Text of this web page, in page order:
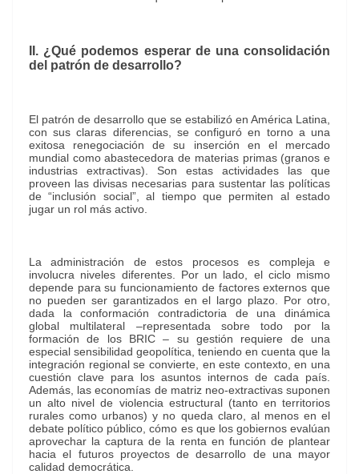
II. ¿Qué podemos esperar de una consolidación
del patrón de desarrollo?
El patrón de desarrollo que se estabilizó en América Latina,
con sus claras diferencias, se configuró en torno a una
exitosa renegociación de su inserción en el mercado
mundial como abastecedora de materias primas (granos e
industrias extractivas). Son estas actividades las que
proveen las divisas necesarias para sustentar las políticas
de “inclusión social”, al tiempo que permiten al estado
jugar un rol más activo.
La administración de estos procesos es compleja e
involucra niveles diferentes. Por un lado, el ciclo mismo
depende para su funcionamiento de factores externos que
no pueden ser garantizados en el largo plazo. Por otro,
dada la conformación contradictoria de una dinámica
global multilateral –representada sobre todo por la
formación de los BRIC – su gestión requiere de una
especial sensibilidad geopolítica, teniendo en cuenta que la
integración regional se convierte, en este contexto, en una
cuestión clave para los asuntos internos de cada país.
Además, las economías de matriz neo-extractivas suponen
un alto nivel de violencia estructural (tanto en territorios
rurales como urbanos) y no queda claro, al menos en el
debate político público, cómo es que los gobiernos evalúan
aprovechar la captura de la renta en función de plantear
hacia el futuros proyectos de desarrollo de una mayor
calidad democrática.